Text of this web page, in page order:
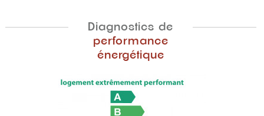
Diagnostics de
performance
énergétique